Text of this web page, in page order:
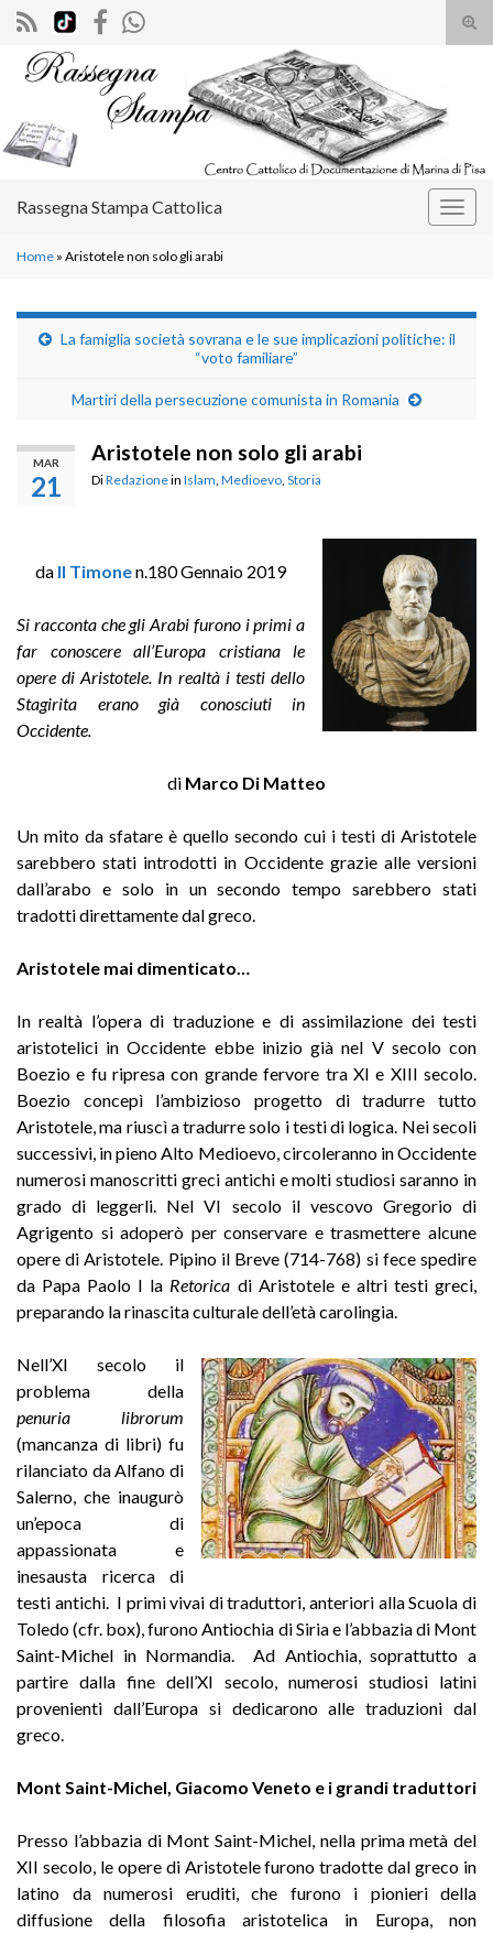
il
Search for:
Rassegna Stampa Cattolica
Home » Aristotele non solo gli arabi
La famiglia società sovrana e le sue implicazioni politiche: il
“voto familiare”
Martiri della persecuzione comunista in Romania
MAR
21
Aristotele non solo gli arabi
DiRedazionein Islam Medioevo Storia
da Il Timonen.180 Gennaio 2019
Si racconta che gli Arabi furono i primi a
far conoscere all’Europa cristiana le
opere di Aristotele. In realtà i testi dello
Stagirita erano già conosciuti in
Occidente.
di Marco Di Matteo
Un mito da sfatare è quello secondo cui i testi di Aristotele
sarebbero stati introdotti in Occidente grazie alle versioni
dall’arabo e solo in un secondo tempo sarebbero stati
tradotti direttamente dal greco.
Aristotele mai dimenticato…
In realtà l’opera di traduzione e di assimilazione dei testi
aristotelici in Occidente ebbe inizio già nel V secolo con
Boezio e fu ripresa con grande fervore tra XI e XIII secolo.
Boezio concepì l’ambizioso progetto di tradurre tutto
Aristotele, ma riuscì a tradurre solo i testi di logica. Nei secoli
successivi, in pieno Alto Medioevo, circoleranno in Occidente
numerosi manoscritti greci antichi e molti studiosi saranno in
grado di leggerli. Nel VI secolo il vescovo Gregorio di
Agrigento si adoperò per conservare e trasmettere alcune
opere di Aristotele. Pipino il Breve (714-768) si fece spedire
da Papa Paolo I la Retorica di Aristotele e altri testi greci,
preparando la rinascita culturale dell’età carolingia.
Nell’XI secolo il
problema della
penuria librorum
(mancanza di libri) fu
rilanciato da Alfano di
Salerno, che inaugurò
un’epoca di
appassionata e
inesausta ricerca di
testi antichi. I primi vivai di traduttori, anteriori alla Scuola di
Toledo (cfr. box), furono Antiochia di Siria e l’abbazia di Mont
Saint-Michel in Normandia. Ad Antiochia, soprattutto a
partire dalla fine dell’XI secolo, numerosi studiosi latini
provenienti dall’Europa si dedicarono alle traduzioni dal
greco.
Mont Saint-Michel, Giacomo Veneto e i grandi traduttori
Presso l’abbazia di Mont Saint-Michel, nella prima metà del
XII secolo, le opere di Aristotele furono tradotte dal greco in
latino da numerosi eruditi, che furono i pionieri della
diffusione della filosofia aristotelica in Europa, non